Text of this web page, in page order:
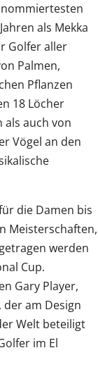
als Mekka
Golfer aller
Palmen,
Pflanzen
18 Löcher
als auch von
Vögel an den
die Damen bis
Meisterschaften,
werden
Cup.
Gary Player,
am Design
Welt beteiligt
im El